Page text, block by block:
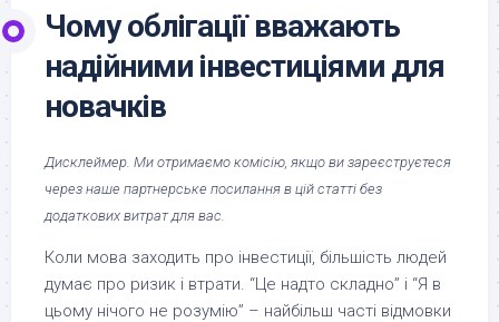
Чому облігації вважають
надійними інвестиціями для
новачків
Дисклеймер. Ми отримаємо комісію, якщо ви зареєструєтеся
через наше партнерське посилання в цій статті без
додаткових витрат для вас.
Коли мова заходить про інвестиції, більшість людей
думає про ризик і втрати. “Це надто складно” і “Я в
цьому нічого не розумію” – найбільш часті відмовки